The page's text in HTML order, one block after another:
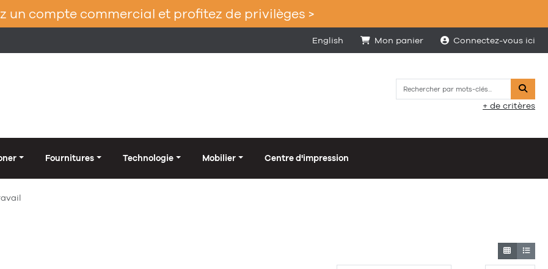
un compte commercial et profitez de privilèges >
English Mon panier Connectez-vous ici
+ de critères
Fournitures Technologie Mobilier Centre d'impression